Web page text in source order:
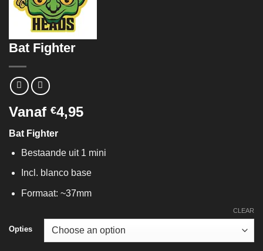
Bat Fighter
Vanaf €4,95
Bat Fighter
Bestaande uit 1 mini
Incl. blanco base
Formaat: ~37mm
Opties
CLEAR